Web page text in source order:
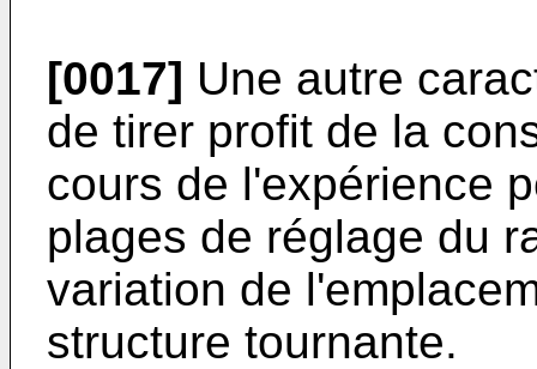
[0017] Une autre
de tirer profit de la
cours de l'expérience
plages de réglage du
variation de
structure tournante.